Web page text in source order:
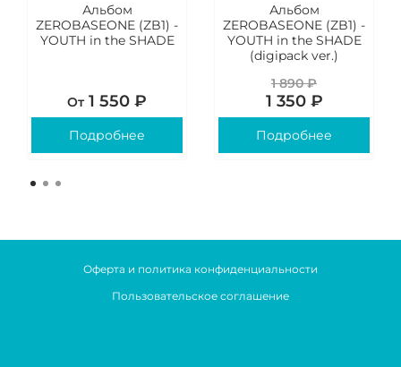
Альбом
ZEROBASEONE (ZB1) -
YOUTH in the SHADE
От 1 550 ₽
Подробнее
Альбом
ZEROBASEONE (ZB1) -
YOUTH in the SHADE
(digipack ver.)
1 890 ₽
1 350 ₽
Подробнее
Оферта и политика конфиденциальности
Пользовательское соглашение